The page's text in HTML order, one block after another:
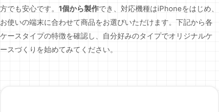
方でも安心です。 1個から製作でき、対応機種はiPhoneをはじめ、
お使いの端末に合わせて商品をお選びいただけます。下記から各
ケースタイプの特徴を確認し、自分好みのタイプでオリジナルケ
ースづくりを始めてみてください。